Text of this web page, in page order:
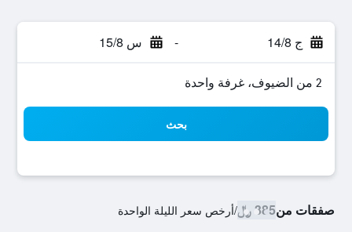
ج 14/8 - س 15/8
2 من الضيوف، غرفة واحدة
بحث
صفقات من385 ﷼ /أرخص سعر الليلة الواحدة